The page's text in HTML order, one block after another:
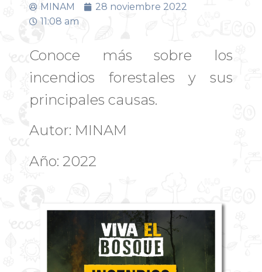
MINAM
28 noviembre 2022
11:08 am
Conoce más sobre los
incendios forestales y sus
principales causas.
Autor: MINAM
Año: 2022